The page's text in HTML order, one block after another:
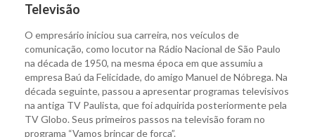
Televisão
O empresário iniciou sua carreira, nos veículos de
comunicação, como locutor na Rádio Nacional de São Paulo
na década de 1950, na mesma época em que assumiu a
empresa Baú da Felicidade, do amigo Manuel de Nóbrega. Na
década seguinte, passou a apresentar programas televisivos
na antiga TV Paulista, que foi adquirida posteriormente pela
TV Globo. Seus primeiros passos na televisão foram no
programa “Vamos brincar de forca”.